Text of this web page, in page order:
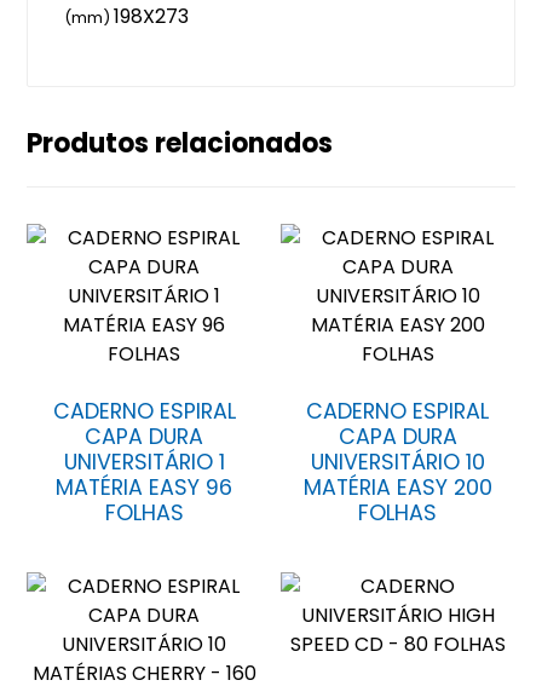
(mm)198X273
Produtos relacionados
CADERNO ESPIRAL
CAPA DURA
UNIVERSITÁRIO 1
MATÉRIA EASY 96
FOLHAS
CADERNO ESPIRAL
CAPA DURA
UNIVERSITÁRIO 10
MATÉRIA EASY 200
FOLHAS